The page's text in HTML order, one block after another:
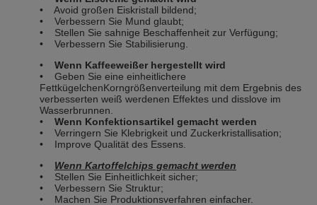
• Avoid großen Eiskristall bildend;
• Verbessern Sie Mund glaubt;
• Stellen Sie sahnige Beschaffenheit zur Verfügung;
• Verbessern Sie Stabilisierung.
• Wenn Kaffeeweißer hergestellt wird
• Geben Sie eine einheitlichere
FettkügelchenKorngrößenverteilung mit dem Ergebnis des
verbesserten weiß werdenen Effektes und disslove im
Wasserbrunnen.
• Wenn Konfektionsartikel gemacht werden
• Verringern Sie Klebrigkeit und Zuckerkristallisation;
• Improve Qualität des Essens.
• Wenn Kartoffelchips gemacht werden
• Stellen Sie Einheitlichkeit sicher;
• Verbessern Sie Struktur;
• Machen Sie Produktionsverfahren einfacher.